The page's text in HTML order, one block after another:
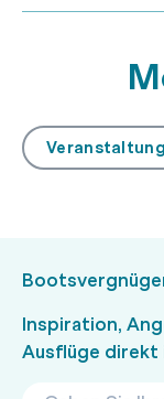
Inspiration,
Ausflüge direkt